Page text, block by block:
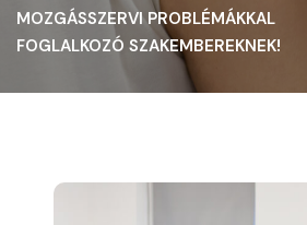
MOZGÁSSZERVI PROBLÉMÁKKAL
FOGLALKOZÓ SZAKEMBEREKNEK!